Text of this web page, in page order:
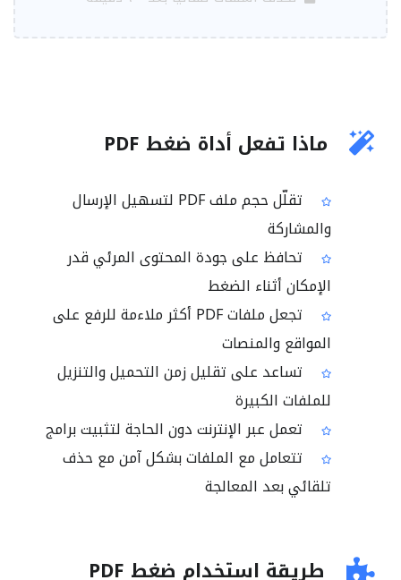
ماذا تفعل أداة ضغط PDF
تقلّل حجم ملف PDF لتسهيل الإرسال
والمشاركة
تحافظ على جودة المحتوى المرئي قدر
الإمكان أثناء الضغط
تجعل ملفات PDF أكثر ملاءمة للرفع على
المواقع والمنصات
تساعد على تقليل زمن التحميل والتنزيل
للملفات الكبيرة
تعمل عبر الإنترنت دون الحاجة لتثبيت برامج
تتعامل مع الملفات بشكل آمن مع حذف
تلقائي بعد المعالجة
طريقة استخدام ضغط PDF